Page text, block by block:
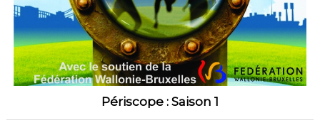
Périscope : Saison 1